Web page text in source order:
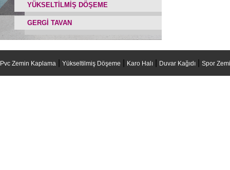
YÜKSELTİLMİŞ DÖŞEME
GERGİ TAVAN
Pvc Zemin Kaplama Yükseltilmiş Döşeme Karo Halı Duvar Kağıdı Spor